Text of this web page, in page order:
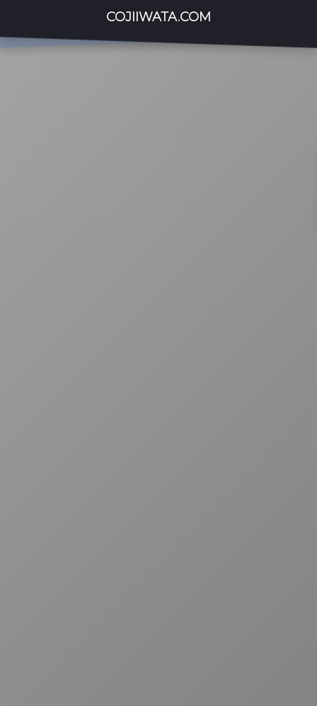
COJIIWATA.COM